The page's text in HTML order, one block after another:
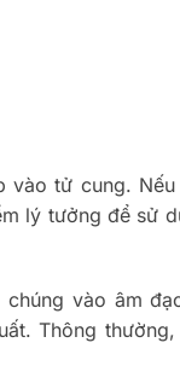
vào tử cung. Nếu
lý tưởng để sử
vào âm
Thông thường,